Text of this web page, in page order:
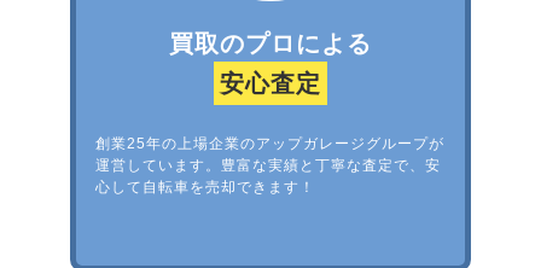
買取のプロによる
安心査定
創業25年の上場企業のアップガレージグループが
運営しています。豊富な実績と丁寧な査定で、安
心して自転車を売却できます！